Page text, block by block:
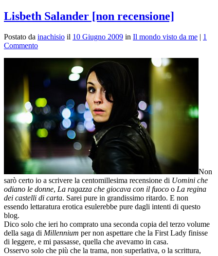
Lisbeth Salander [non recensione]
Postato da inachisio il 10 Giugno 2009 in Il mondo visto da me | 1
Commento
Non
sarò certo io a scrivere la centomillesima recensione di Uomini che
odiano le donne, La ragazza che giocava con il fuoco o La regina
dei castelli di carta. Sarei pure in grandissimo ritardo. E non
essendo lettaratura erotica esulerebbe pure dagli intenti di questo
blog.
Dico solo che ieri ho comprato una seconda copia del terzo volume
della saga di Millennium per non aspettare che la First Lady finisse
di leggere, e mi passasse, quella che avevamo in casa.
Osservo solo che più che la trama, non superlativa, o la scrittura,